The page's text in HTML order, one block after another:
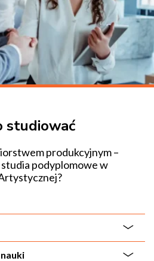
studiować
produkcyjnym –
podyplomowe w